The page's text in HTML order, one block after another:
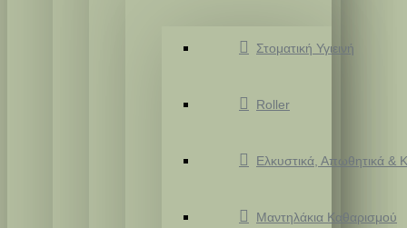
Στοματική Υγιεινή
Roller
Ελκυστικά, Απωθητικά &
Μαντηλάκια Καθαρισμού